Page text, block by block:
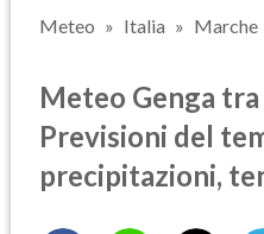
Meteo Italia Marche
Meteo Genga
Previsioni del
precipitazioni,